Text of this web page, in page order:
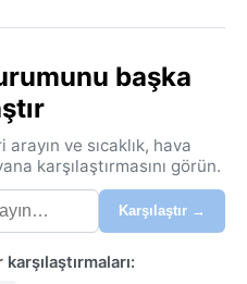
başka
ve sıcaklık, hava
karşılaştırmasını görün.
Karşılaştır →